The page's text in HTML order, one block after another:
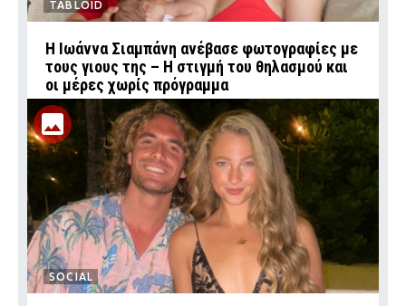
TABLOID
H Ιωάννα Σιαμπάνη ανέβασε φωτογραφίες με
τους γιους της – Η στιγμή του θηλασμού και
οι μέρες χωρίς πρόγραμμα
SOCIAL